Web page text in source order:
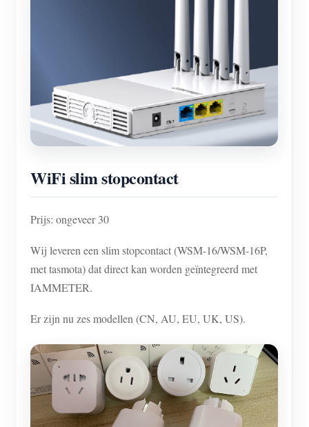
WiFi slim stopcontact
Prijs: ongeveer 30
Wij leveren een slim stopcontact (WSM-16/WSM-16P,
met tasmota) dat direct kan worden geïntegreerd met
IAMMETER.
Er zijn nu zes modellen (CN, AU, EU, UK, US).